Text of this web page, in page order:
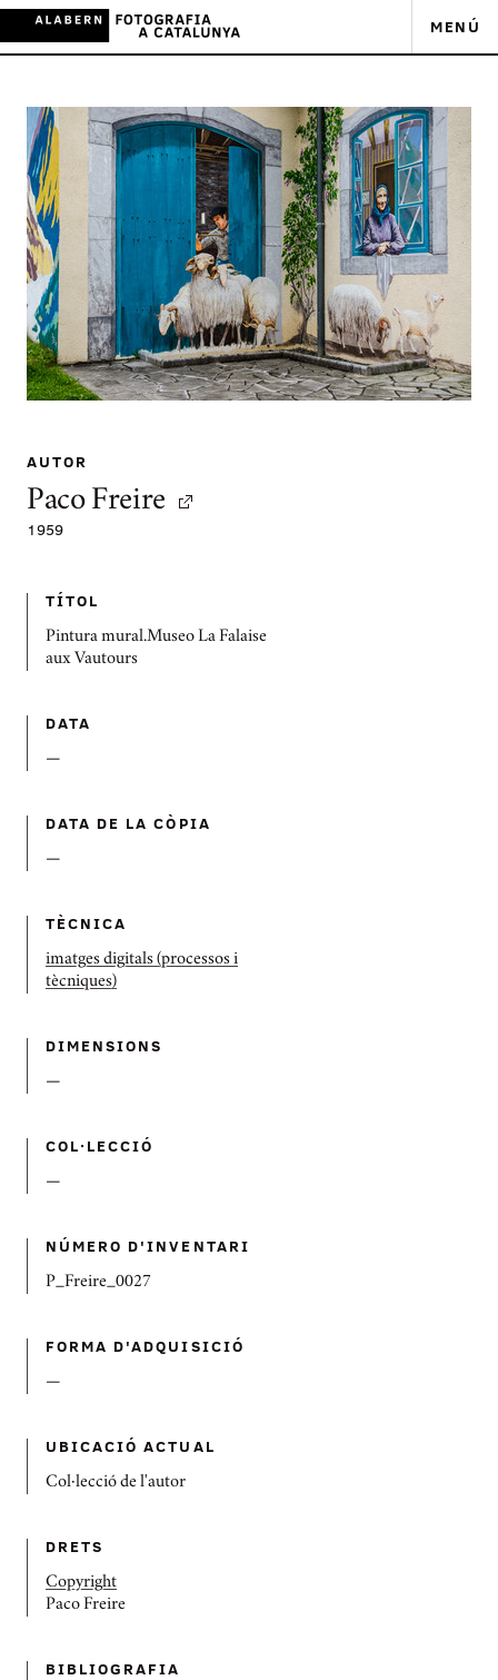
MENÚ
AUTOR
Paco Freire
1959
TÍTOL
Pintura mural.Museo La Falaise
aux Vautours
DATA
—
DATA DE LA CÒPIA
—
TÈCNICA
imatges digitals (processos i
tècniques)
DIMENSIONS
—
COL·LECCIÓ
—
NÚMERO D'INVENTARI
P_Freire_0027
FORMA D'ADQUISICIÓ
—
UBICACIÓ ACTUAL
Col·lecció de l'autor
DRETS
Copyright
Paco Freire
BIBLIOGRAFIA